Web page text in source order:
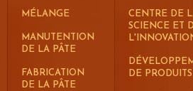
MÉLANGE
MANUTENTION
DE LA PÂTE
FABRICATION
DE LA PÂTE
CENTRE DE
SCIENCE ET
DE PRODUITS